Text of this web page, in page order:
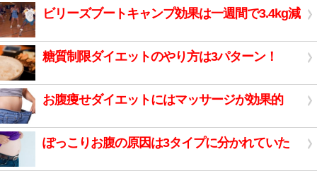
ビリーズブートキャンプ効果は一週間で3.4kg減
糖質制限ダイエットのやり方は3パターン！
お腹痩せダイエットにはマッサージが効果的
ぽっこりお腹の原因は3タイプに分かれていた